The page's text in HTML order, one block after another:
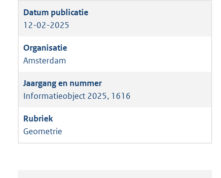
12-02-2025
Amsterdam
Informatieobject 2025, 1616
Geometrie